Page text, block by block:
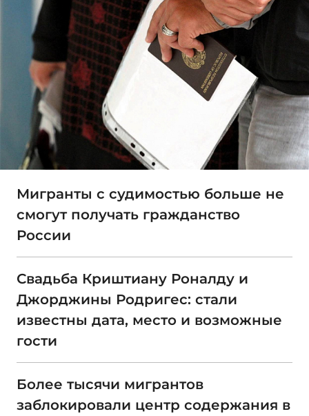
Мигранты с судимостью больше не
смогут получать гражданство
России
Свадьба Криштиану Роналду и
Джорджины Родригес: стали
известны дата, место и возможные
гости
Более тысячи мигрантов
заблокировали центр содержания в